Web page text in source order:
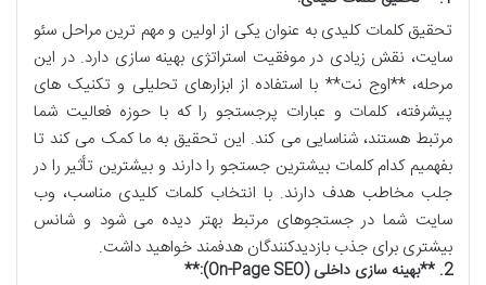
تحقیق کلمات کلیدی به عنوان یکی از اولین و مهم ترین مراحل سئو
سایت، نقش زیادی در موفقیت استراتژی بهینه سازی دارد. در این
مرحله، **اوج نت** با استفاده از ابزارهای تحلیلی و تکنیک های
پیشرفته، کلمات و عبارات پرجستجو را که با حوزه فعالیت شما
مرتبط هستند، شناسایی می کند. این تحقیق به ما کمک می کند تا
بفهمیم کدام کلمات بیشترین جستجو را دارند و بیشترین تأثیر را در
جلب مخاطب هدف دارند. با انتخاب کلمات کلیدی مناسب، وب
سایت شما در جستجوهای مرتبط بهتر دیده می شود و شانس
بیشتری برای جذب بازدیدکنندگان هدفمند خواهید داشت.
2. ** بهینه سازی داخلی(On-Page SEO):**